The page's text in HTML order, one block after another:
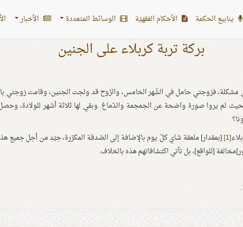
ينابيع الحكمة الأحکام الفقهیّة الوسائط المتعددة الأخبار
بركة تربة كربلاء على الجنين
فزوجتي حامل في الشّهر الخامس، والرّوح قد ولجت الجنين، وقامت زوجتي
لم يروا صورة واضحة عن الجمجمة والدّماغ. وبقي لها ثلاثة أشهر للولادة،
[1]
[بمقدار] ملعقة شاي كلّ يوم بالإضافة إلى الصّدقة المكرّرة، جيّد من أجل جميع هذه
[للواقع]، بل تأتي اكتشافاتهم هذه بالخلاف.